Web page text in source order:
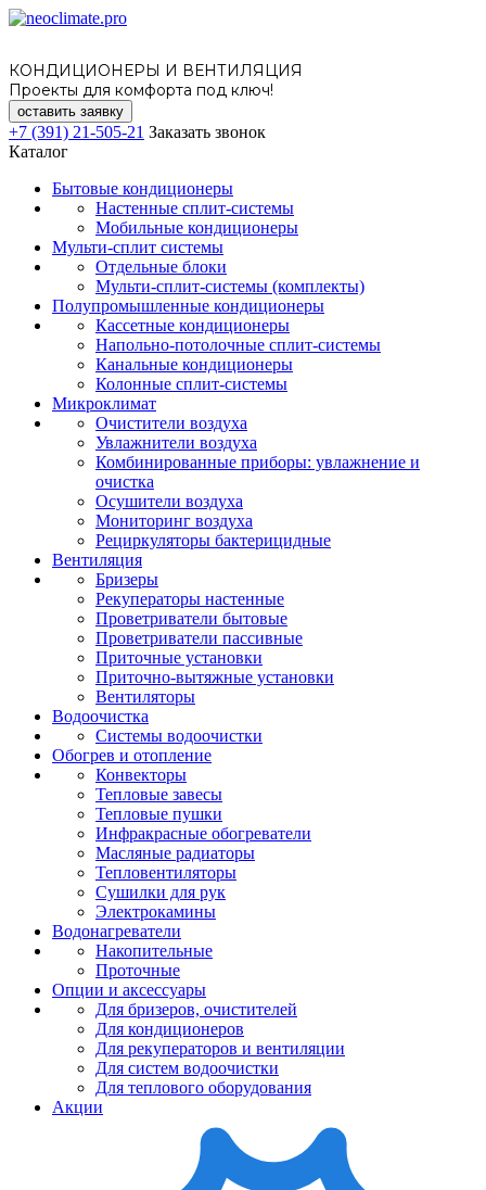
КОНДИЦИОНЕРЫ И ВЕНТИЛЯЦИЯ
Проекты для комфорта под ключ!
оставить заявку
+7 (391) 21-505-21 Заказать звонок
Каталог
Бытовые кондиционеры
Настенные сплит-системы
Мобильные кондиционеры
Мульти-сплит системы
Отдельные блоки
Мульти-сплит-системы (комплекты)
Полупромышленные кондиционеры
Кассетные кондиционеры
Напольно-потолочные сплит-системы
Канальные кондиционеры
Колонные сплит-системы
Микроклимат
Очистители воздуха
Увлажнители воздуха
Комбинированные приборы: увлажнение и
очистка
Осушители воздуха
Мониторинг воздуха
Рециркуляторы бактерицидные
Вентиляция
Бризеры
Рекуператоры настенные
Проветриватели бытовые
Проветриватели пассивные
Приточные установки
Приточно-вытяжные установки
Вентиляторы
Водоочистка
Системы водоочистки
Обогрев и отопление
Конвекторы
Тепловые завесы
Тепловые пушки
Инфракрасные обогреватели
Масляные радиаторы
Тепловентиляторы
Сушилки для рук
Электрокамины
Водонагреватели
Накопительные
Проточные
Опции и аксессуары
Для бризеров, очистителей
Для кондиционеров
Для рекуператоров и вентиляции
Для систем водоочистки
Для теплового оборудования
Акции